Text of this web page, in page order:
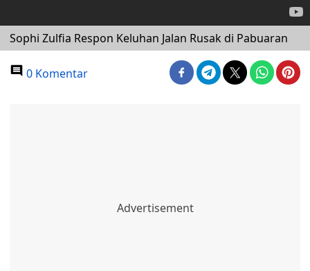
Sophi Zulfia Respon Keluhan Jalan Rusak di Pabuaran
0 Komentar